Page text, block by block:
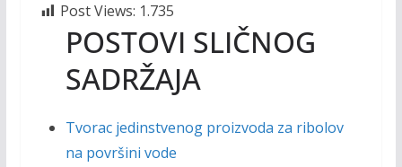
Post Views: 1.735
POSTOVI SLIČNOG
SADRŽAJA
Tvorac jedinstvenog proizvoda za ribolov
na površini vode